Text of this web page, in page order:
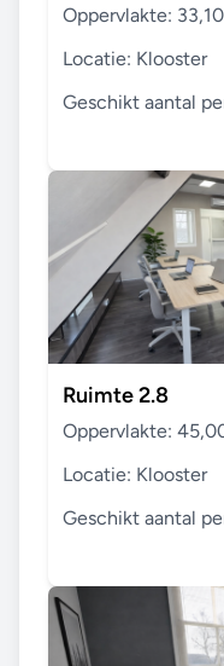
Oppervlakte:
Locatie: Klooster
Geschikt aantal
Ruimte 2.8
Oppervlakte:
Locatie: Klooster
Geschikt aantal